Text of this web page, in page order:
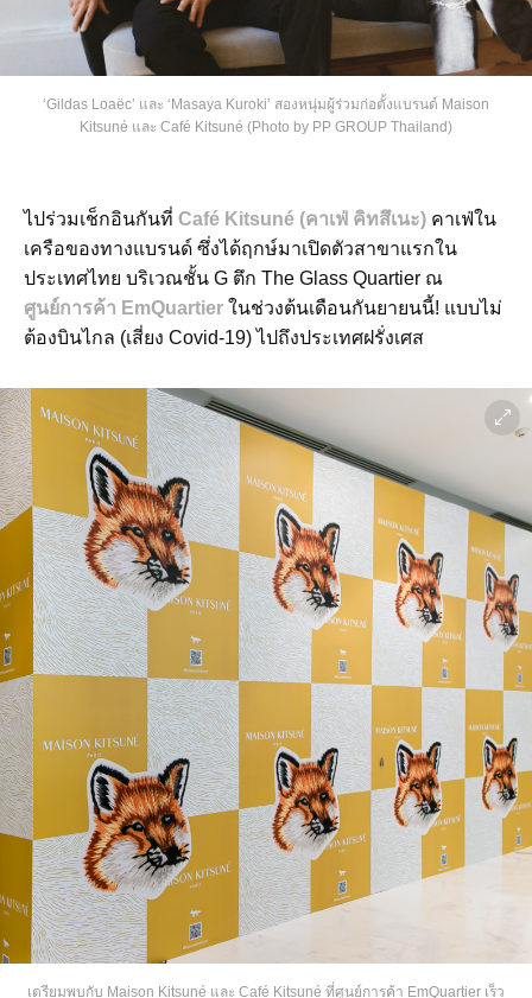
‘Gildas Loaëc’ และ ‘Masaya Kuroki’ สองหนุ่มผู้ร่วมก่อตั้งแบรนด์ Maison
Kitsuné และ Café Kitsuné (Photo by PP GROUP Thailand)
ไปร่วมเช็กอินกันที่ Café Kitsuné (คาเฟ่ คิทสึเนะ) คาเฟ่ใน
เครือของทางแบรนด์ ซึ่งได้ฤกษ์มาเปิดตัวสาขาแรกใน
ประเทศไทย บริเวณชั้น G ตึก The Glass Quartier ณ
ศูนย์การค้า EmQuartier ในช่วงต้นเดือนกันยายนนี้! แบบไม่
ต้องบินไกล (เสี่ยง Covid-19) ไปถึงประเทศฝรั่งเศส
เตรียมพบกับ Maison Kitsuné และ Café Kitsuné ที่ศูนย์การค้า EmQuartier เร็ว